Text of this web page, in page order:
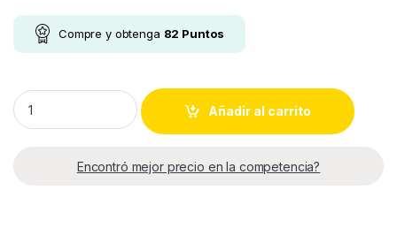
Compre y obtenga 82 Puntos
Pack TPV Tiendas Tallas y Colores quantity
Añadir al carrito
Encontró mejor precio en la competencia?